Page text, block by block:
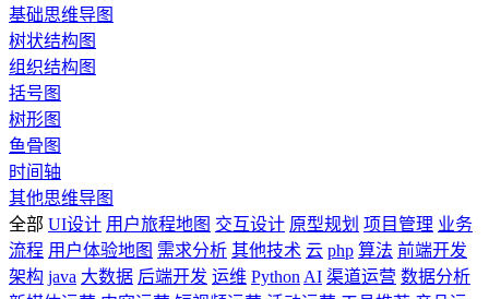
基础思维导图
树状结构图
组织结构图
括号图
树形图
鱼骨图
时间轴
其他思维导图
全部 UI设计 用户旅程地图 交互设计 原型规划 项目管理 业务
流程 用户体验地图 需求分析 其他技术 云 php 算法 前端开发
架构 java 大数据 后端开发 运维 Python AI 渠道运营 数据分析